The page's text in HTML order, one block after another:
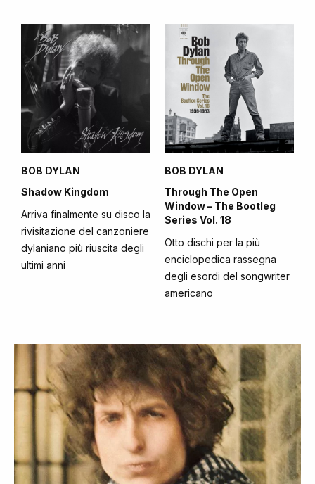
BOB DYLAN
Shadow Kingdom
Arriva finalmente su disco la
rivisitazione del canzoniere
dylaniano più riuscita degli
ultimi anni
BOB DYLAN
Through The Open
Window – The Bootleg
Series Vol. 18
Otto dischi per la più
enciclopedica rassegna
degli esordi del songwriter
americano